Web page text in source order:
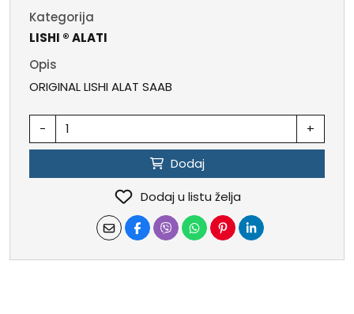
Kategorija
LISHI ® ALATI
Opis
ORIGINAL LISHI ALAT SAAB
- +
Dodaj
Dodaj u listu želja